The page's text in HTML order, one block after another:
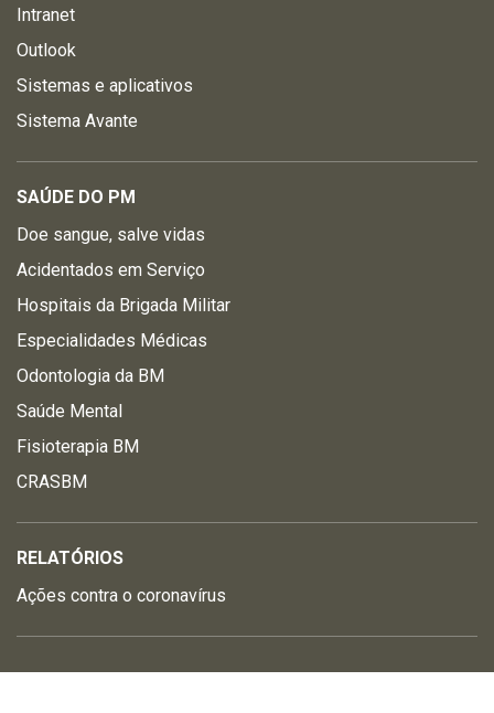
Intranet
Outlook
Sistemas e aplicativos
Sistema Avante
SAÚDE DO PM
Doe sangue, salve vidas
Acidentados em Serviço
Hospitais da Brigada Militar
Especialidades Médicas
Odontologia da BM
Saúde Mental
Fisioterapia BM
CRASBM
RELATÓRIOS
Ações contra o coronavírus